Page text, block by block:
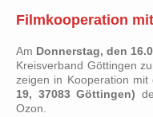
Filmkooperation
Am Donnerstag, den
Kreisverband Göttingen
zeigen in Kooperation mit
19, 37083 Göttingen)
Ozon.